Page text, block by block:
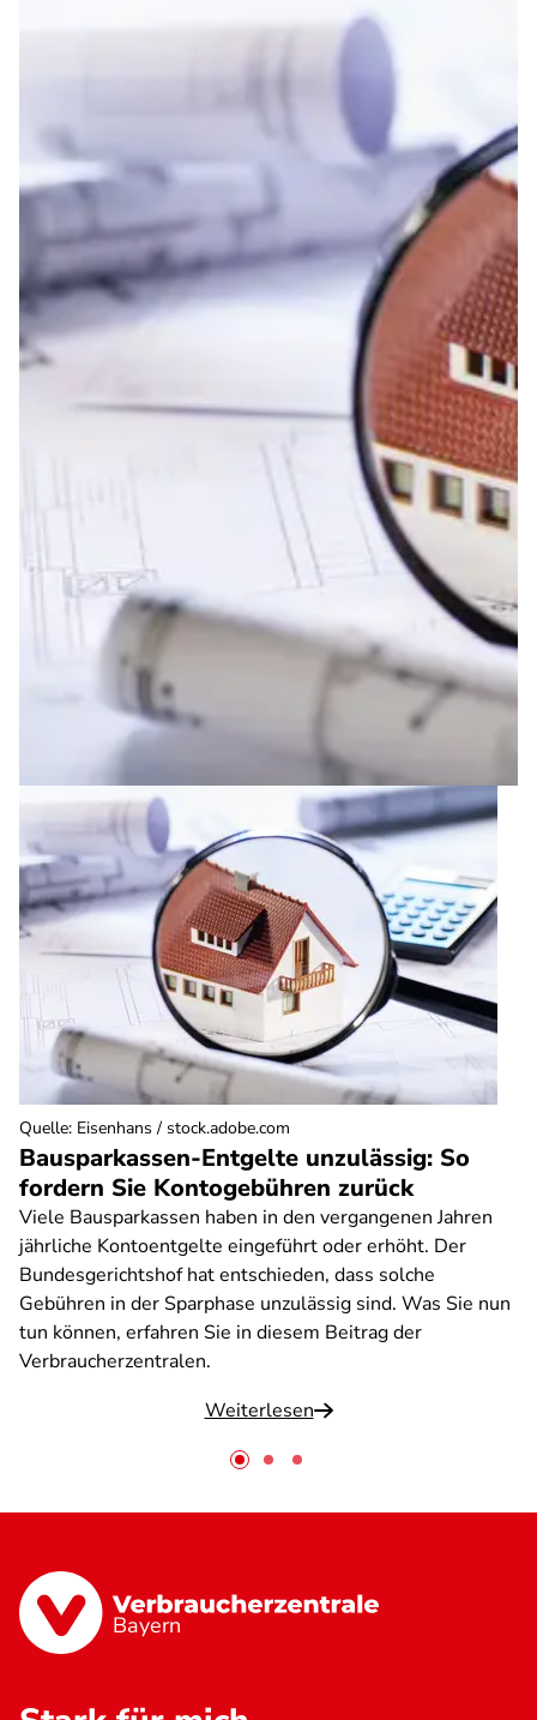
Bausparkassen-Entgelte unzulässig: So
fordern Sie Kontogebühren zurück
Viele Bausparkassen haben in den vergangenen Jahren
jährliche Kontoentgelte eingeführt oder erhöht. Der
Bundesgerichtshof hat entschieden, dass solche
Gebühren in der Sparphase unzulässig sind. Was Sie nun
tun können, erfahren Sie in diesem Beitrag der
Verbraucherzentralen.
Weiterlesen
Quelle: Eisenhans / stock.adobe.com
Bayern